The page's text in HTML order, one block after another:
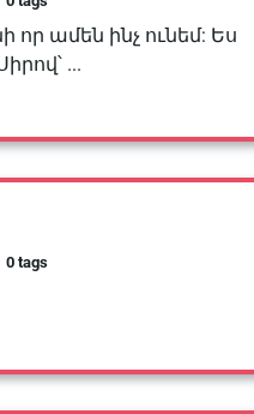
որ ամեն ինչ ունեմ: Ես
...
0 tags